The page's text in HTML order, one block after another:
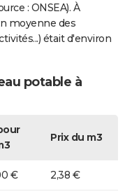
: ONSEA). À
moyenne des
était d'environ
potable à
Prix du m3
€ 2,38 €